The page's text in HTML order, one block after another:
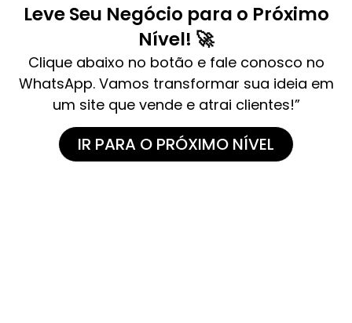
Leve Seu Negócio para o Próximo
Nível! 🚀
Clique abaixo no botão e fale conosco no
WhatsApp. Vamos transformar sua ideia em
um site que vende e atrai clientes!”
IR PARA O PRÓXIMO NÍVEL